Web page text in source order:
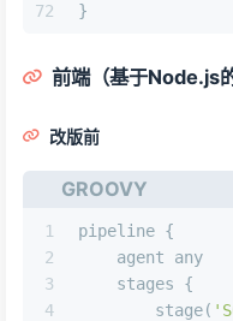
72
}
前端（基于Node.js
改版前
GROOVY
1
2
3
4
pipeline {
    agent any
    stages {
        stage(